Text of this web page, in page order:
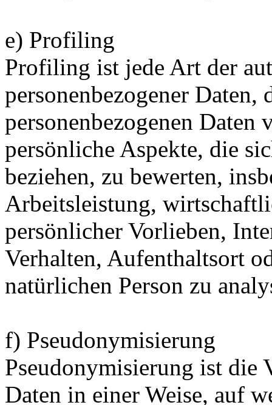
e) Profiling
Profiling ist jede Art der
personenbezogener Daten,
personenbezogenen Daten
persönliche Aspekte, die
beziehen, zu bewerten,
Arbeitsleistung,
persönlicher Vorlieben,
Verhalten, Aufenthaltsort
natürlichen Person zu
f) Pseudonymisierung
Pseudonymisierung ist die
Daten in einer Weise, auf